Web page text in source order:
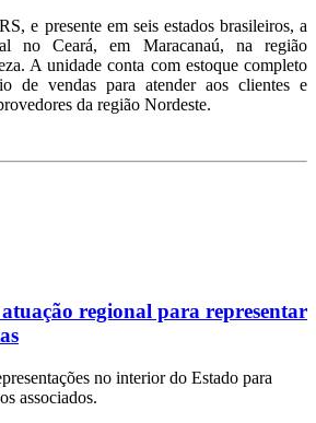
e presente em seis estados brasileiros, a
no Ceará, em Maracanaú, na região
A unidade conta com estoque completo
de vendas para atender aos clientes e
da região Nordeste.
regional para representar
no interior do Estado para
associados.